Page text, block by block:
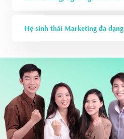
Hệ sinh thái Marketing đa dạng